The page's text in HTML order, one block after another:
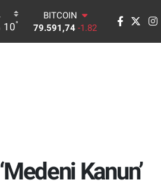
10°
BITCOIN
79.591,74 -1.82
DOLAR
Kanun’